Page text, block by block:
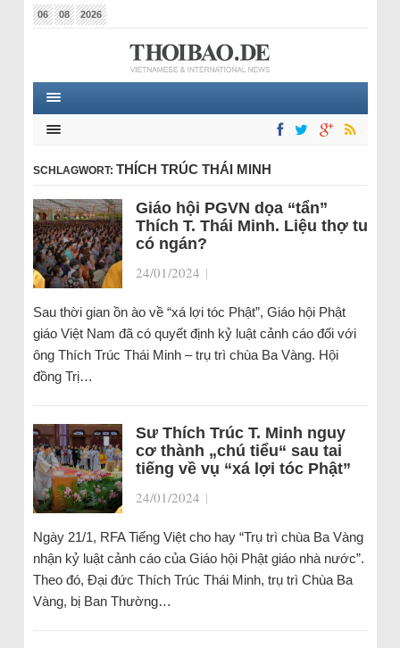
06 08 2026
SCHLAGWORT: THÍCH TRÚC THÁI MINH
Giáo hội PGVN dọa “tẩn”
Thích T. Thái Minh. Liệu thợ tu
có ngán?
24/01/2024 |
Sau thời gian ồn ào về “xá lợi tóc Phật”, Giáo hội Phật
giáo Việt Nam đã có quyết định kỷ luật cảnh cáo đối với
ông Thích Trúc Thái Minh – trụ trì chùa Ba Vàng. Hội
đồng Trị…
Sư Thích Trúc T. Minh nguy
cơ thành „chú tiểu“ sau tai
tiếng về vụ “xá lợi tóc Phật”
24/01/2024 |
Ngày 21/1, RFA Tiếng Việt cho hay “Trụ trì chùa Ba Vàng
nhận kỷ luật cảnh cáo của Giáo hội Phật giáo nhà nước”.
Theo đó, Đại đức Thích Trúc Thái Minh, trụ trì Chùa Ba
Vàng, bị Ban Thường…